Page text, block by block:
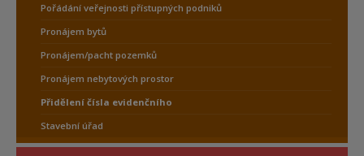
Pořádání veřejnosti přístupných podniků
Pronájem bytů
Pronájem/pacht pozemků
Pronájem nebytových prostor
Přidělení čísla evidenčního
Stavební úřad